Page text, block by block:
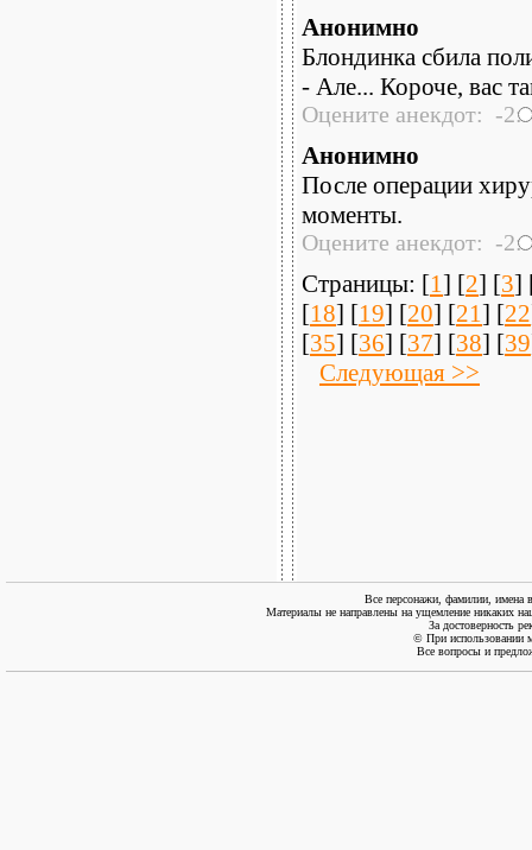
Анонимно
Блондинка сбила
- Але... Короче, вас
Оцените анекдот: -2:
Анонимно
После операции
моменты.
Оцените анекдот: -2:
Страницы: [1] [2] [3]
[18] [19] [20] [21] [22
[35] [36] [37] [38] [39
Следующая >>
Все персонажи, фамилии, имена
Материалы не направлены на ущемление никаких
За достоверность
© При использовании
Все вопросы и